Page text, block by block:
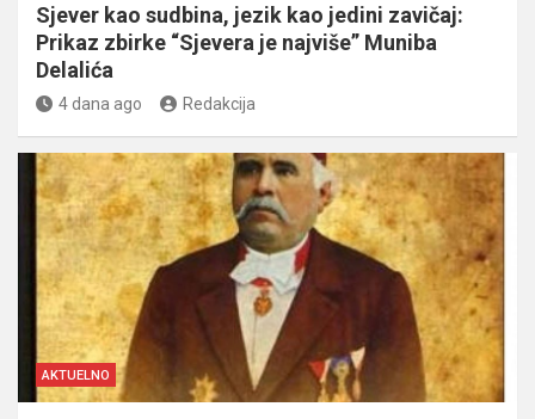
Sjever kao sudbina, jezik kao jedini zavičaj:
Prikaz zbirke “Sjevera je najviše” Muniba
Delalića
4 dana ago Redakcija
AKTUELNO